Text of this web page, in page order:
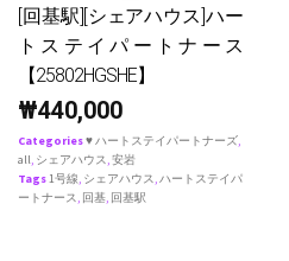
[回基駅][シェアハウス]ハー
トステイパートナース
【25802HGSHE】
₩440,000
Categories♥ ハートステイパートナーズ,
all, シェアハウス,安岩
Tags1号線, シェアハウス,ハートステイパ
ートナース, 回基, 回基駅